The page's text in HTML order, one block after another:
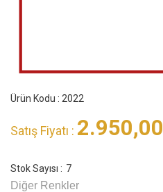
Ürün Kodu : 2022
Satış Fiyatı : 2.950,00
Stok Sayısı : 7
Diğer Renkler